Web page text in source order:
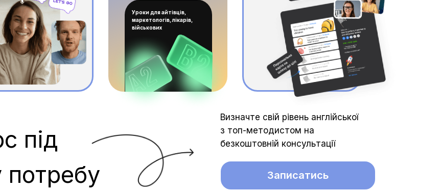
Уроки для айтівців,
маркетологів, лікарів,
військових
під
Визначте свій рівень англійської
з топ-методистом на
безкоштовній консультації
Записатись